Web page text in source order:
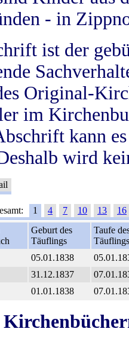
- in
ist der
Original-
im
kann
wird
1 4 7 10 13
16
Geburt des
Täuflings
Taufe
Täuflings
05.01.1838
31.12.1837
01.01.1838